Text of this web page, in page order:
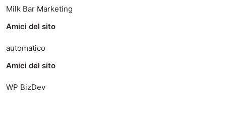
Milk Bar Marketing
Amici del sito
automatico
Amici del sito
WP BizDev